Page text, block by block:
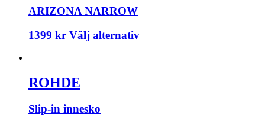
ARIZONA NARROW
1399 kr Välj alternativ
ROHDE
Slip-in innesko